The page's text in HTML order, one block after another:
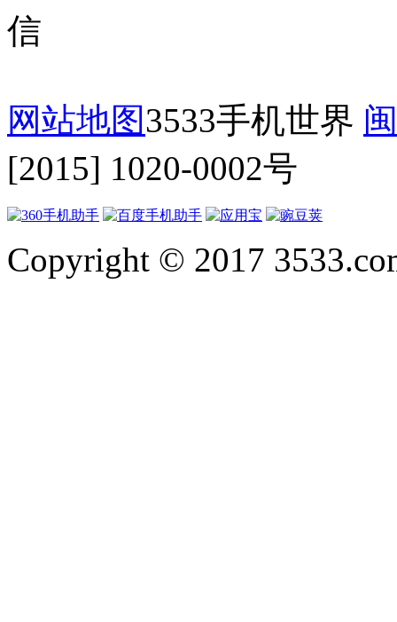
网站地图3533手机世界
[2015] 1020-0002号
Copyright © 2017